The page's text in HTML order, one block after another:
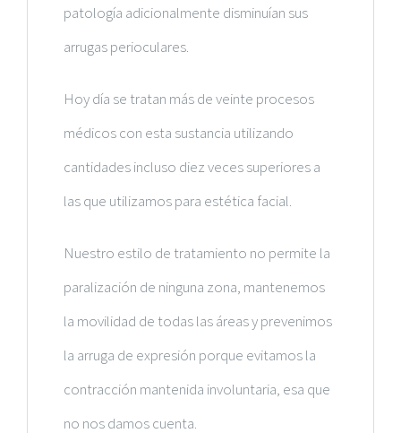
patología adicionalmente disminuían sus
arrugas perioculares.
Hoy día se tratan más de veinte procesos
médicos con esta sustancia utilizando
cantidades incluso diez veces superiores a
las que utilizamos para estética facial.
Nuestro estilo de tratamiento no permite la
paralización de ninguna zona, mantenemos
la movilidad de todas las áreas y prevenimos
la arruga de expresión porque evitamos la
contracción mantenida involuntaria, esa que
no nos damos cuenta.